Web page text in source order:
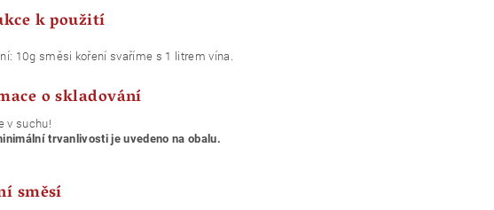
k použití
10g směsi koření svaříme s 1 litrem vína.
o skladování
v suchu!
trvanlivosti je uvedeno na obalu.
směsí